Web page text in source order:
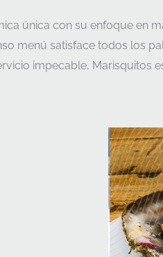
única con su enfoque en
menú satisface todos los
impecable, Marisquitos